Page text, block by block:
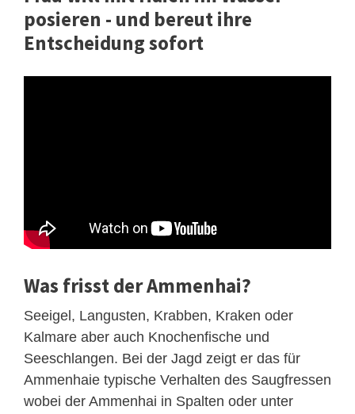
posieren - und bereut ihre
Entscheidung sofort
Was frisst der Ammenhai?
Seeigel, Langusten, Krabben, Kraken oder
Kalmare aber auch Knochenfische und
Seeschlangen. Bei der Jagd zeigt er das für
Ammenhaie typische Verhalten des Saugfressen
wobei der Ammenhai in Spalten oder unter